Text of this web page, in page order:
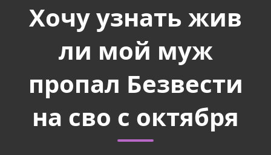
Хочу узнать жив
ли мой муж
пропал Безвести
на сво с октября